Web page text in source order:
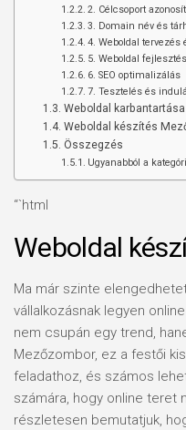
2. Célcsoport
3. Domain név és
4. Weboldal
5. Weboldal fejlesztés
6. SEO optimalizálás
7. Tesztelés és
Weboldal karbantartása
Weboldal készítés
Összegzés
Ugyanabból a
“`html
Weboldal
Ma már szinte
vállalkozásnak legyen
nem csupán egy trend,
Mezőzombor, ez a festői
feladathoz, és számos
számára, hogy online teret
részletesen bemutatjuk,